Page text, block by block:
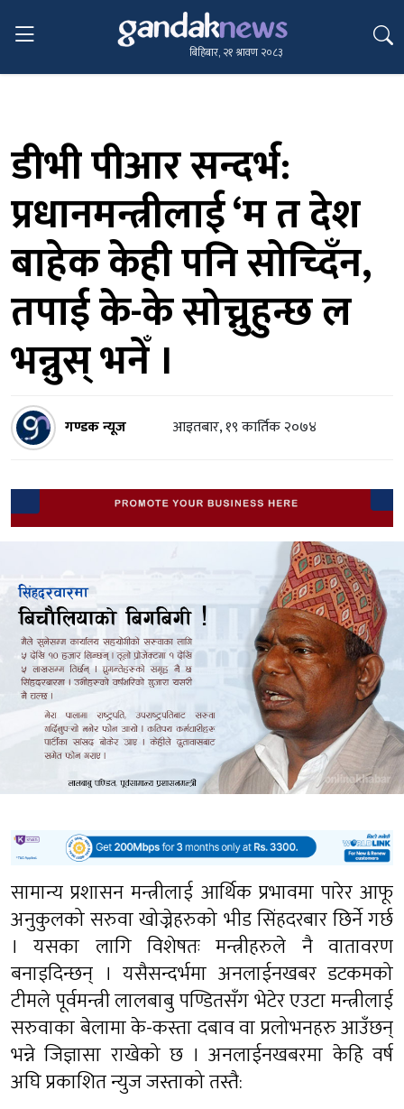
बिहिबार, २१ श्रावण २०८३
डीभी पीआर सन्दर्भ:
प्रधानमन्त्रीलाई ‘म त देश
बाहेक केही पनि सोच्दिँन,
तपाई के-के सोच्नुहुन्छ ल
भन्नुस् भनेँ ।
गण्डक न्यूज आइतबार, १९ कार्तिक २०७४
सामान्य प्रशासन मन्त्रीलाई आर्थिक प्रभावमा पारेर आफू
अनुकुलको सरुवा खोज्नेहरुको भीड सिंहदरबार छिर्ने गर्छ
। यसका लागि विशेषतः मन्त्रीहरुले नै वातावरण
बनाइदिन्छन् । यसैसन्दर्भमा अनलाईनखबर डटकमको
टीमले पूर्वमन्त्री लालबाबु पण्डितसँग भेटेर एउटा मन्त्रीलाई
सरुवाका बेलामा के-कस्ता दबाव वा प्रलोभनहरु आउँछन्
भन्ने जिज्ञासा राखेको छ । अनलाईनखबरमा केहि वर्ष
अघि प्रकाशित न्युज जस्ताको तस्तै: